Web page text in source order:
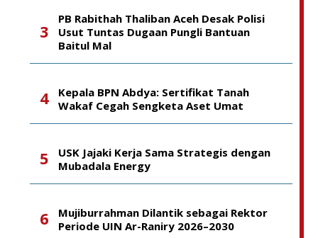
PB Rabithah Thaliban Aceh Desak Polisi
Usut Tuntas Dugaan Pungli Bantuan
Baitul Mal
Kepala BPN Abdya: Sertifikat Tanah
Wakaf Cegah Sengketa Aset Umat
USK Jajaki Kerja Sama Strategis dengan
Mubadala Energy
Mujiburrahman Dilantik sebagai Rektor
Periode UIN Ar-Raniry 2026–2030